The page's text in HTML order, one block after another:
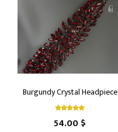
Burgundy Crystal Headpiece
54.00 $